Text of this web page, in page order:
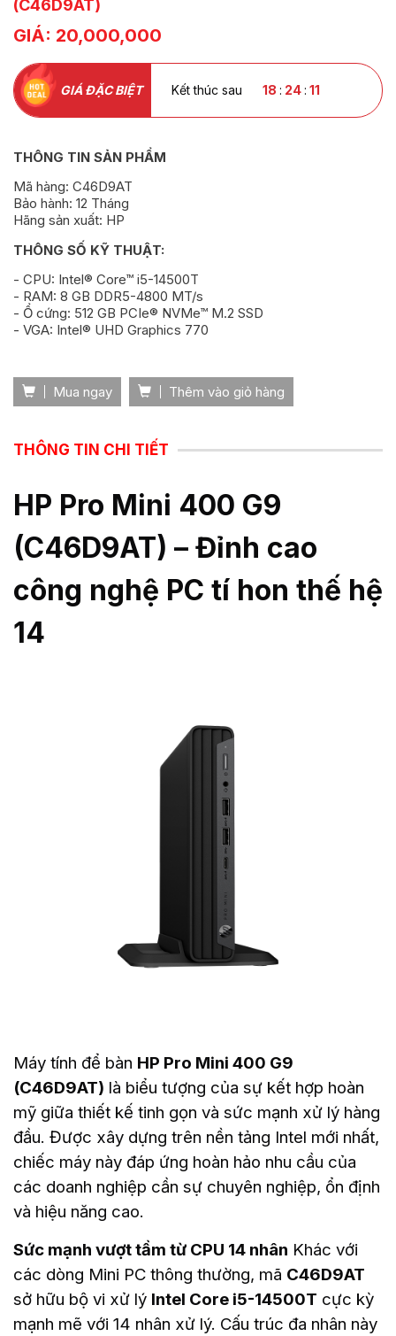
(C46D9AT)
GIÁ: 20,000,000
GIÁ ĐẶC BIỆT Kết thúc sau 18 : 24 : 10
THÔNG TIN SẢN PHẨM
Mã hàng: C46D9AT
Bảo hành: 12 Tháng
Hãng sản xuất: HP
THÔNG SỐ KỸ THUẬT:
- CPU: Intel® Core™ i5-14500T
- RAM: 8 GB DDR5-4800 MT/s
- Ổ cứng: 512 GB PCIe® NVMe™ M.2 SSD
- VGA: Intel® UHD Graphics 770
Mua ngay Thêm vào giỏ hàng
THÔNG TIN CHI TIẾT
HP Pro Mini 400 G9
(C46D9AT) – Đỉnh cao
công nghệ PC tí hon thế hệ
14
Máy tính để bàn HP Pro Mini 400 G9
(C46D9AT) là biểu tượng của sự kết hợp hoàn
mỹ giữa thiết kế tinh gọn và sức mạnh xử lý hàng
đầu. Được xây dựng trên nền tảng Intel mới nhất,
chiếc máy này đáp ứng hoàn hảo nhu cầu của
các doanh nghiệp cần sự chuyên nghiệp, ổn định
và hiệu năng cao.
Sức mạnh vượt tầm từ CPU 14 nhân Khác với
các dòng Mini PC thông thường, mã C46D9AT
sở hữu bộ vi xử lý Intel Core i5-14500T cực kỳ
mạnh mẽ với 14 nhân xử lý. Cấu trúc đa nhân này